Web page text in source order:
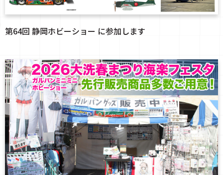
第64回 静岡ホビーショー に参加します